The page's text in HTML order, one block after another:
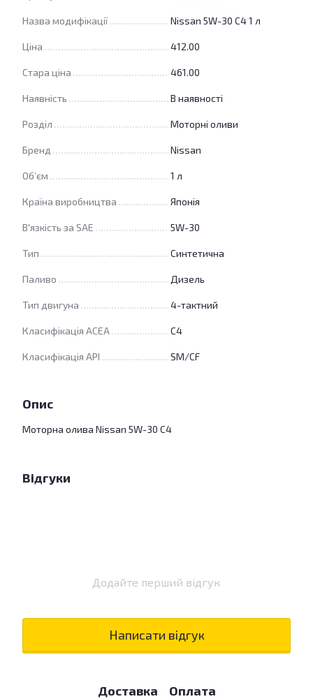
Назва модифікації Nissan 5W-30 C4 1 л
Ціна 412.00
Стара ціна 461.00
Наявність В наявності
Розділ Моторні оливи
Бренд Nissan
Об’єм 1 л
Країна виробництва Японія
В'язкість за SAE 5W-30
Тип Синтетична
Паливо Дизель
Тип двигуна 4-тактний
Класифікація ACEA C4
Класифікація API SM/CF
Опис
Моторна олива Nissan 5W-30 C4
Відгуки
Додайте перший відгук
Написати відгук
Доставка Оплата